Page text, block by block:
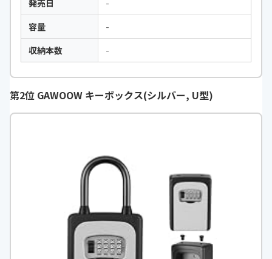
発売日
-
容量
-
収納本数
-
第2位 GAWOOW キーボックス(シルバー, U型)